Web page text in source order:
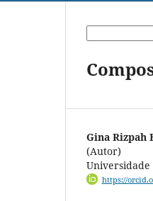
Gina Rizpah
(Autor)
Universidade
https://